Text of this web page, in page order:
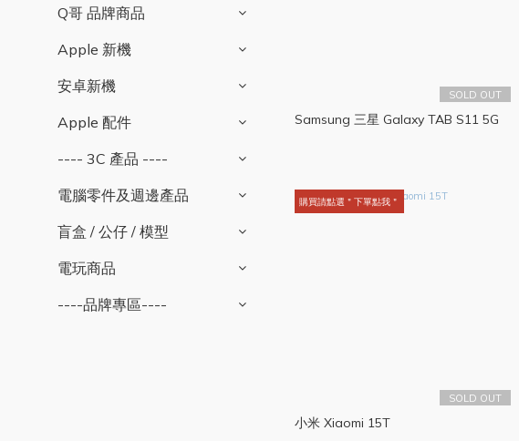
Q哥 品牌商品
Apple 新機
安卓新機
Apple 配件
---- 3C 產品 ----
電腦零件及週邊產品
盲盒 / 公仔 / 模型
電玩商品
----品牌專區----
SOLD OUT
Samsung 三星 Galaxy TAB S11 5G
購買請點選＂下單點我＂
SOLD OUT
小米 Xiaomi 15T